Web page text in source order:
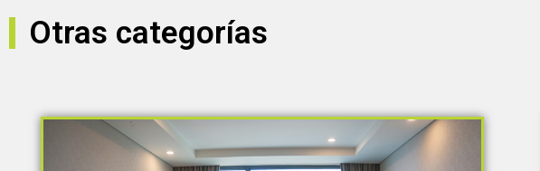
Otras categorías